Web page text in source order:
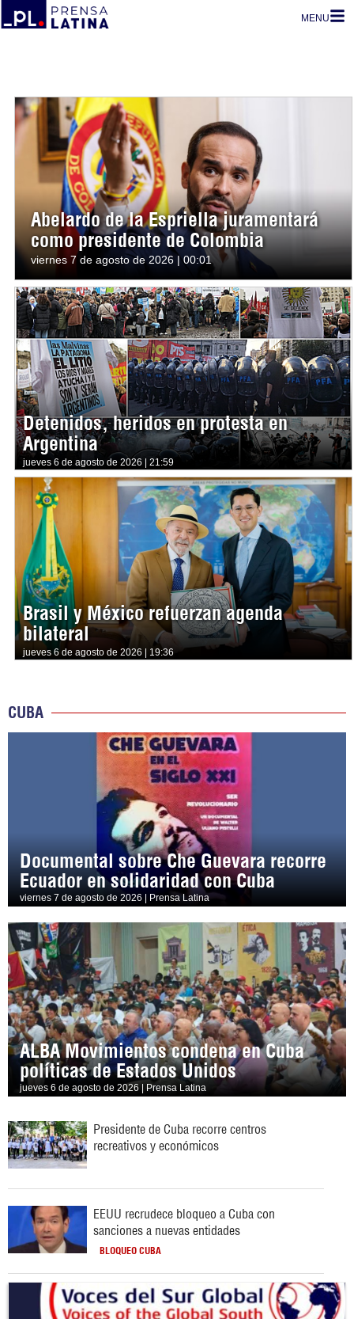
MENU
Abelardo de la Espriella juramentará
como presidente de Colombia
viernes 7 de agosto de 2026 | 00:01
Detenidos, heridos en protesta en
Argentina
jueves 6 de agosto de 2026 | 21:59
Brasil y México refuerzan agenda
bilateral
jueves 6 de agosto de 2026 | 19:36
CUBA
Documental sobre Che Guevara recorre
Ecuador en solidaridad con Cuba
viernes 7 de agosto de 2026 | Prensa Latina
ALBA Movimientos condena en Cuba
políticas de Estados Unidos
jueves 6 de agosto de 2026 | Prensa Latina
Presidente de Cuba recorre centros
recreativos y económicos
EEUU recrudece bloqueo a Cuba con
sanciones a nuevas entidades
BLOQUEO CUBA